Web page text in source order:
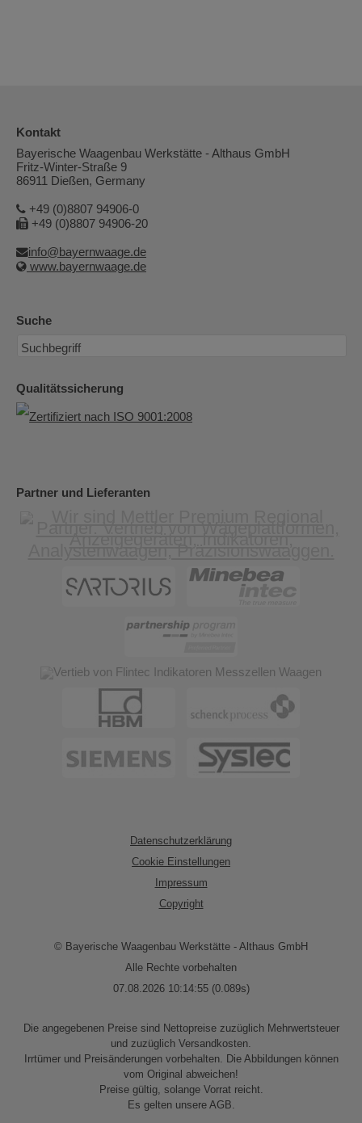
Kontakt
Bayerische Waagenbau Werkstätte - Althaus GmbH
Fritz-Winter-Straße 9
86911 Dießen, Germany
+49 (0)8807 94906-0
+49 (0)8807 94906-20
info@bayernwaage.de
www.bayernwaage.de
Suche
Qualitätssicherung
Partner und Lieferanten
Datenschutzerklärung
Cookie Einstellungen
Impressum
Copyright
© Bayerische Waagenbau Werkstätte - Althaus GmbH
Alle Rechte vorbehalten
07.08.2026 10:14:55 (0.089s)
Die angegebenen Preise sind Nettopreise zuzüglich Mehrwertsteuer
und zuzüglich Versandkosten.
Irrtümer und Preisänderungen vorbehalten. Die Abbildungen können
vom Original abweichen!
Preise gültig, solange Vorrat reicht.
Es gelten unsere AGB.